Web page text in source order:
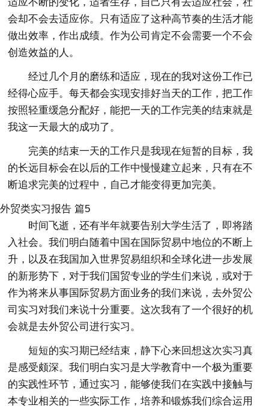
会却不会去适应你。只有适应了这种高节奏的生活才能
做出效率，作出成绩。作为公司肯定不会需要一个不会
创造效益的人。
经过几个月的磨练和适应，现在的我对这份工作已
经得心应手。每天都会实现安排好当天的工作，把工作
按照轻重缓急分配好，能把一天的工作完美的结束就是
我这一天最大的成功了。
完美的结束一天的工作只是我现在短暂的目标，我
的长远目标会在以后的工作中慢慢建立起来，只有在不
断追求完美的过程中，自己才能变得更加完美。
外贸类实习报告 篇5
时间飞逝，还有半年就要告别大学生活了，即将踏
入社会。我们明白随着中国在国际贸易中地位的不断上
升，以及在我国加入世界贸易组织和全球化进一步发展
的新形势下，对于我们国贸专业的学生们来说，或对于
作为将来从事国际贸易方面业务的我们来说，去外贸公
司实习对我们来说十分重要。这次我有了一个很好的机
会就是去外贸公司进行实习。
短短的实习期已经结束，静下心来回想这次实习真
是感受颇深。我们明白实习是大学教育中一个极为重要
的实践性环节，通过实习，能够使我们在实践中接触与
本专业相关的一些实际工作，培养和锻炼我们综合运用